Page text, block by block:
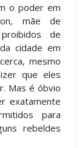
o poder em
mãe de
de
cidade em
mesmo
que eles
Mas é óbvio
exatamente
para
rebeldes